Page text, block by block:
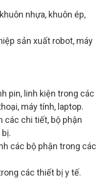
nhựa, khuôn ép,
sản xuất robot, máy
pin, linh kiện trong các
máy tính, laptop.
các chi tiết, bộ phận
các bộ phận trong các
các thiết bị y tế.